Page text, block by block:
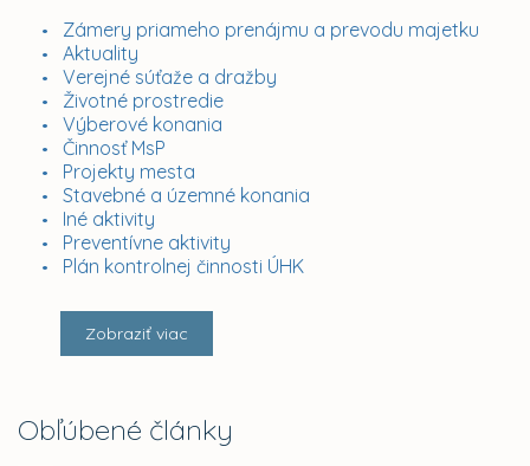
Zámery priameho prenájmu a prevodu majetku
Aktuality
Verejné súťaže a dražby
Životné prostredie
Výberové konania
Činnosť MsP
Projekty mesta
Stavebné a územné konania
Iné aktivity
Preventívne aktivity
Plán kontrolnej činnosti ÚHK
Zobraziť viac
Obľúbené články